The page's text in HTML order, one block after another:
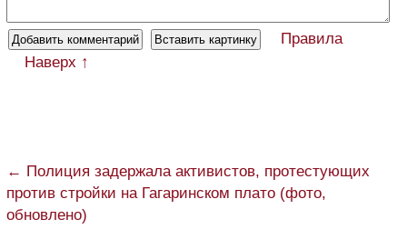
Правила
Наверх ↑
← Полиция задержала активистов, протестующих
против стройки на Гагаринском плато (фото,
обновлено)